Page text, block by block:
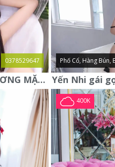
0378529647
MẪN NHI - SOME - GƯƠNG MẶT XINH XẮN -CỰC CHIỀU KHÁCH
Phố Cổ, Hàng Bún,
400K